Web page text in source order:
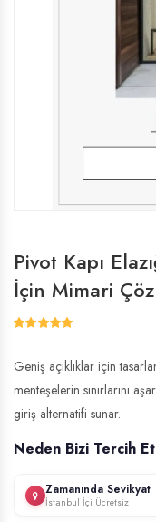
Pivot Kapı
İçin Mimari
Geniş açıklıklar için
menteşelerin sınırlarını
giriş alternatifi sunar.
Neden Bizi Tercih
Zamanında Sevikyat
İstanbul İçi Ücretsiz